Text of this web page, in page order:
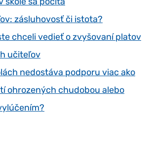
zásluhovosť či istota?
chceli vedieť o zvyšovaní platov
učiteľov
nedostáva podporu viac ako
ohrozených chudobou alebo